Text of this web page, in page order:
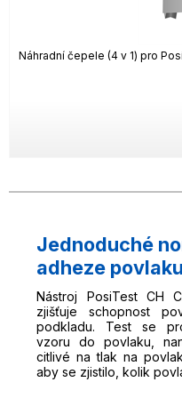
Náhradní čepele (4 v 1) pro
Jednoduché
adheze
Nástroj PosiTest CH
zjišťuje schopnost
podkladu. Test se
vzoru do povlaku,
citlivé na tlak na
aby se zjistilo, kolik